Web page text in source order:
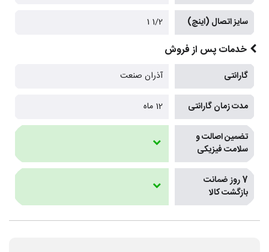
سایز اتصال (اینچ) 1/2 1
خدمات پس از فروش
گارانتی آذران صنعت
مدت زمان گارانتی 12 ماه
تضمین اصالت و
سلامت فیزیکی
7 روز ضمانت
بازگشت کالا